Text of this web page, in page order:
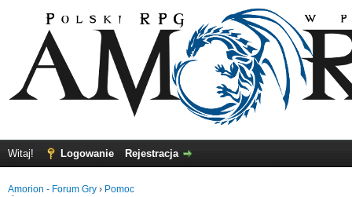
Witaj! Logowanie Rejestracja
Amorion - Forum Gry › Pomoc